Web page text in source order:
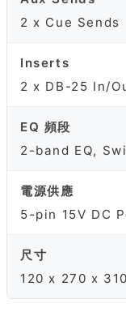
2 x Cue Sends
Inserts
2 x DB-25 In/
EQ 頻段
2-band EQ,
電源供應
5-pin 15V DC
尺寸
120 x 270 x